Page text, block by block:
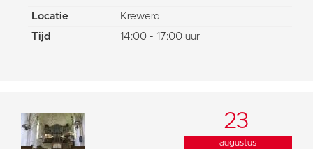
Locatie
Krewerd
Tijd
14:00 - 17:00 uur
23
augustus